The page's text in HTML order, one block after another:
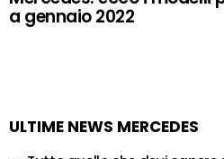
a gennaio 2022
ULTIME NEWS MERCEDES